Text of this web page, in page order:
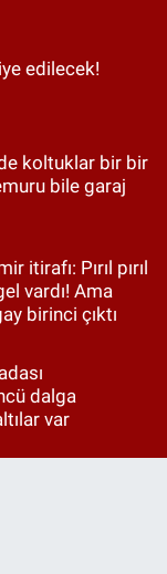
edilecek!
koltuklar bir bir
bile garaj
itirafı: Pırıl pırıl
vardı! Ama
birinci çıktı
dalga
var